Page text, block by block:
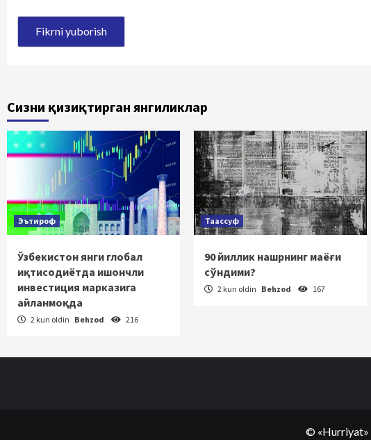
Сизни қизиқтирган янгиликлар
Эътироф
Ўзбекистон янги глобал
иқтисодиётда ишончли
инвестиция марказига
айланмоқда
2 kun oldin Behzod 216
Таассуф
90 йиллик нашрнинг маёғи
сўндими?
2 kun oldin Behzod 167
© «Hurriyat»